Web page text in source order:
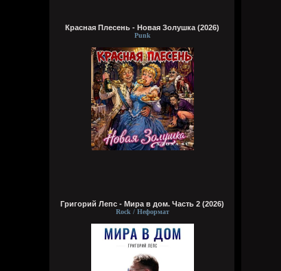
Красная Плесень - Новая Золушка (2026)
Punk
Григорий Лепс - Мира в дом. Часть 2 (2026)
Rock / Неформат